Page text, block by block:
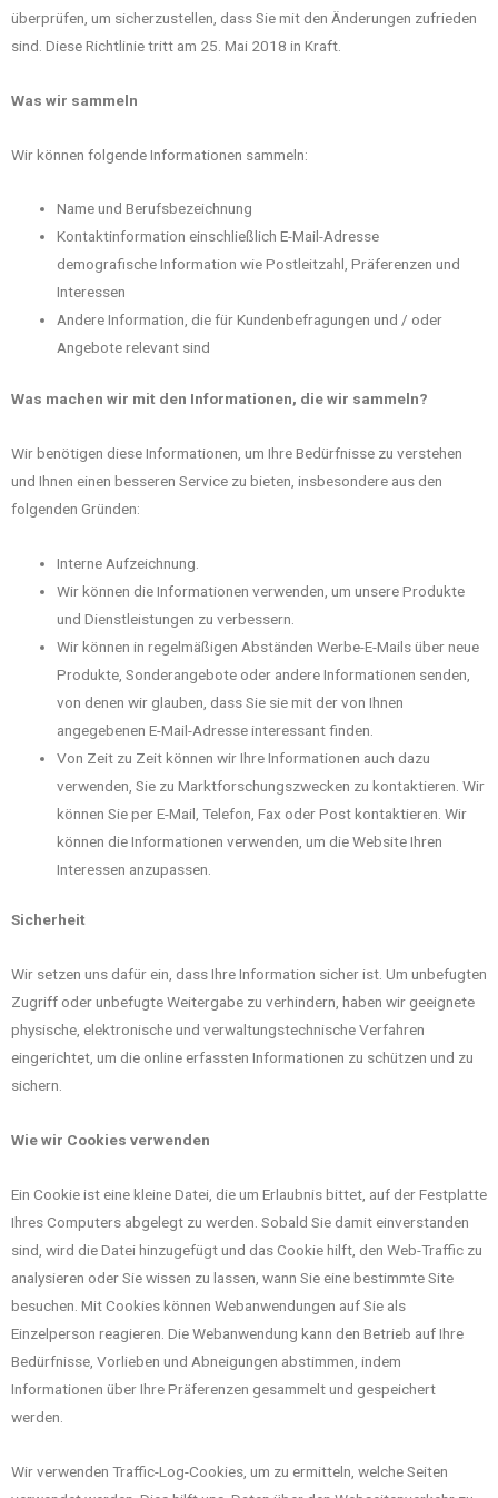
überprüfen, um sicherzustellen, dass Sie mit den Änderungen zufrieden
sind. Diese Richtlinie tritt am 25. Mai 2018 in Kraft.
Was wir sammeln
Wir können folgende Informationen sammeln:
Name und Berufsbezeichnung
Kontaktinformation einschließlich E-Mail-Adresse
demografische Information wie Postleitzahl, Präferenzen und
Interessen
Andere Information, die für Kundenbefragungen und / oder
Angebote relevant sind
Was machen wir mit den Informationen, die wir sammeln?
Wir benötigen diese Informationen, um Ihre Bedürfnisse zu verstehen
und Ihnen einen besseren Service zu bieten, insbesondere aus den
folgenden Gründen:
Interne Aufzeichnung.
Wir können die Informationen verwenden, um unsere Produkte
und Dienstleistungen zu verbessern.
Wir können in regelmäßigen Abständen Werbe-E-Mails über neue
Produkte, Sonderangebote oder andere Informationen senden,
von denen wir glauben, dass Sie sie mit der von Ihnen
angegebenen E-Mail-Adresse interessant finden.
Von Zeit zu Zeit können wir Ihre Informationen auch dazu
verwenden, Sie zu Marktforschungszwecken zu kontaktieren. Wir
können Sie per E-Mail, Telefon, Fax oder Post kontaktieren. Wir
können die Informationen verwenden, um die Website Ihren
Interessen anzupassen.
Sicherheit
Wir setzen uns dafür ein, dass Ihre Information sicher ist. Um unbefugten
Zugriff oder unbefugte Weitergabe zu verhindern, haben wir geeignete
physische, elektronische und verwaltungstechnische Verfahren
eingerichtet, um die online erfassten Informationen zu schützen und zu
sichern.
Wie wir Cookies verwenden
Ein Cookie ist eine kleine Datei, die um Erlaubnis bittet, auf der Festplatte
Ihres Computers abgelegt zu werden. Sobald Sie damit einverstanden
sind, wird die Datei hinzugefügt und das Cookie hilft, den Web-Traffic zu
analysieren oder Sie wissen zu lassen, wann Sie eine bestimmte Site
besuchen. Mit Cookies können Webanwendungen auf Sie als
Einzelperson reagieren. Die Webanwendung kann den Betrieb auf Ihre
Bedürfnisse, Vorlieben und Abneigungen abstimmen, indem
Informationen über Ihre Präferenzen gesammelt und gespeichert
werden.
Wir verwenden Traffic-Log-Cookies, um zu ermitteln, welche Seiten